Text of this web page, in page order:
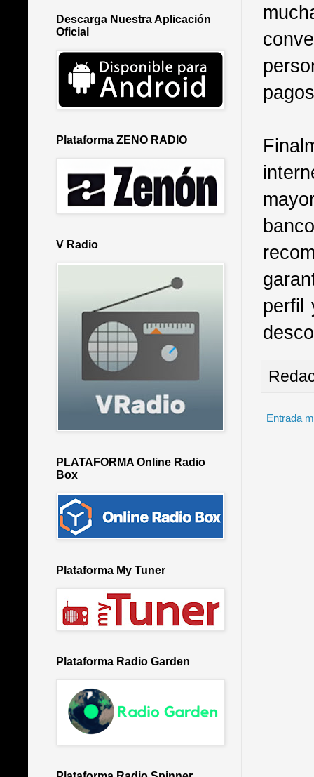
perfil
Entrada
Descarga Nuestra Aplicación
Oficial
Plataforma ZENO RADIO
V Radio
PLATAFORMA Online Radio
Box
Plataforma My Tuner
Plataforma Radio Garden